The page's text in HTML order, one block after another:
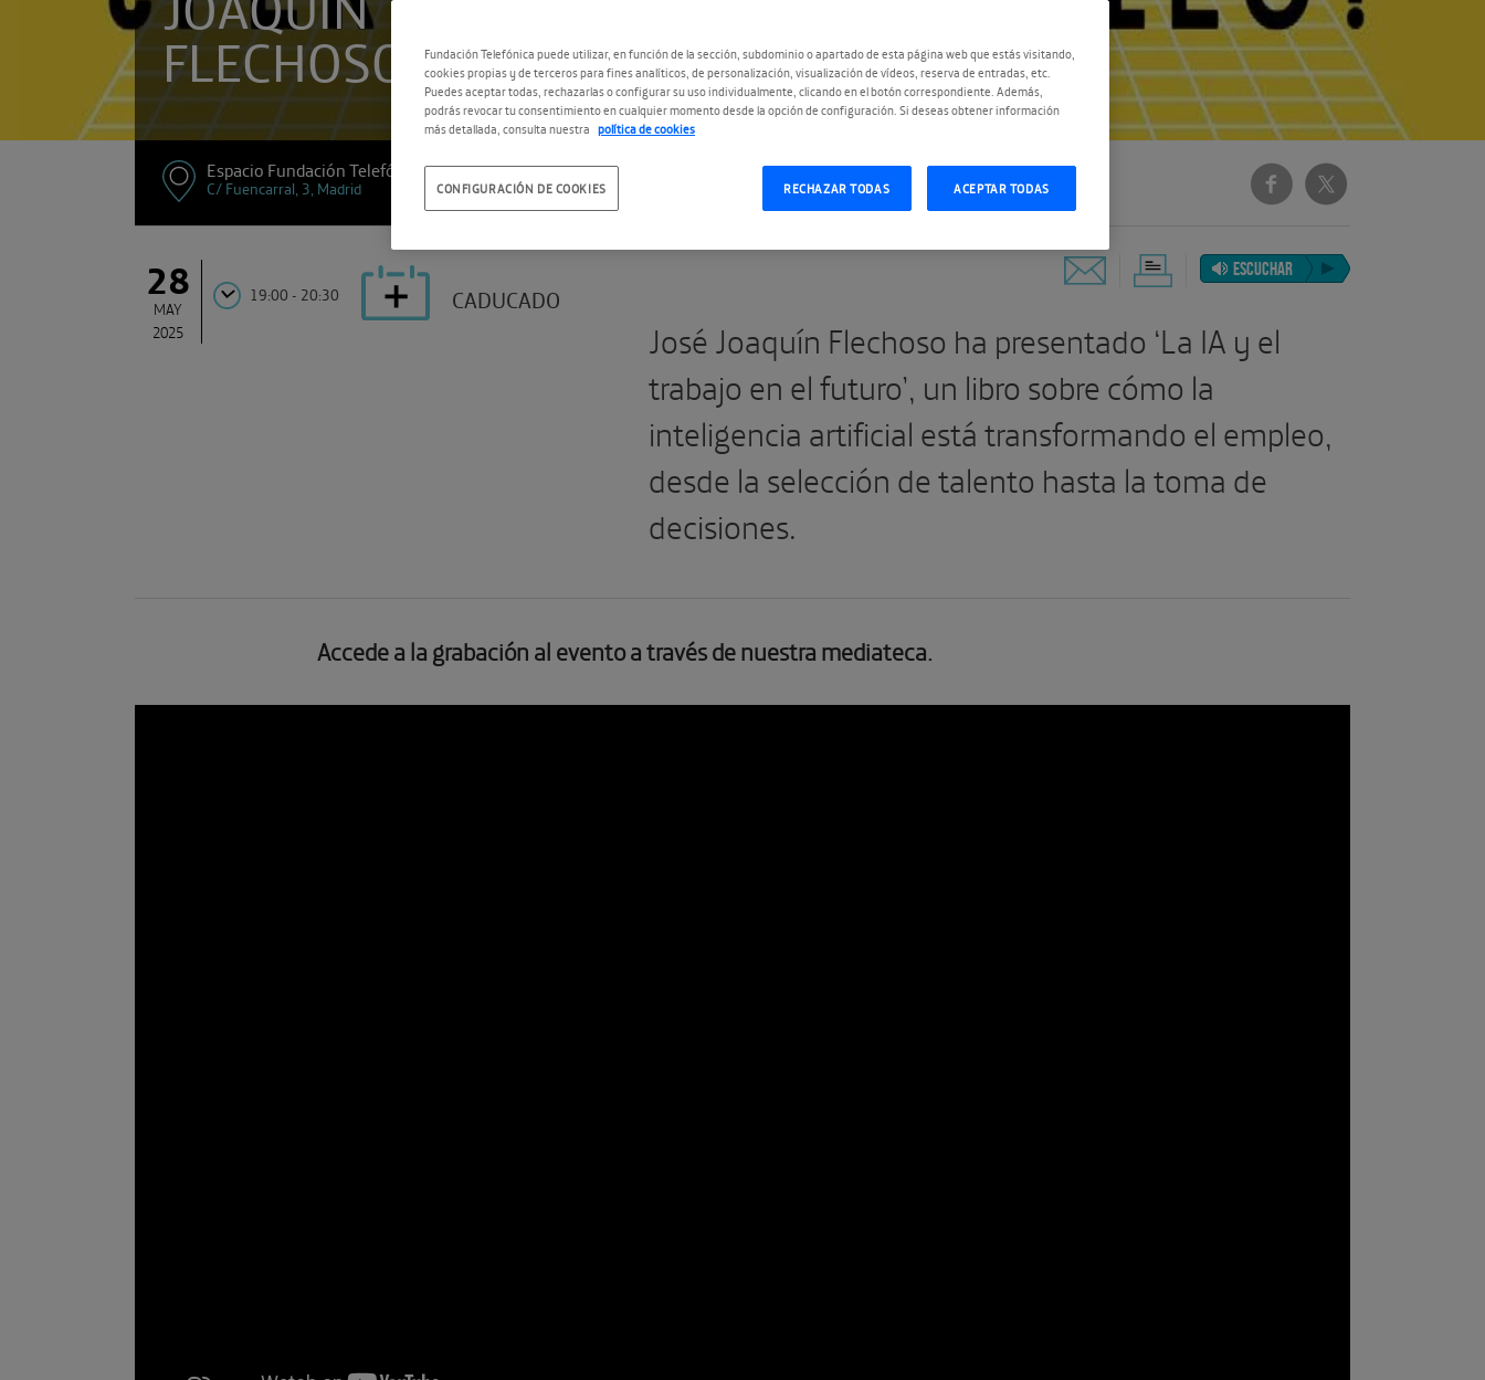
FLECHOSO
Espacio Fundación Telefónica
C/ Fuencarral, 3, Madrid #IAyTrabajoFuturo
28
MAY
2025
19:00 - 20:30 CADUCADO
ESCUCHAR
José Joaquín Flechoso ha presentado ‘La IA y el
trabajo en el futuro’, un libro sobre cómo la
inteligencia artificial está transformando el empleo,
desde la selección de talento hasta la toma de
decisiones.
Accede a la grabación al evento a través de nuestra mediateca.
Fundación Telefónica puede utilizar, en función de la sección, subdominio o apartado de esta página web que estás visitando,
cookies propias y de terceros para fines analíticos, de personalización, visualización de vídeos, reserva de entradas, etc.
Puedes aceptar todas, rechazarlas o configurar su uso individualmente, clicando en el botón correspondiente. Además,
podrás revocar tu consentimiento en cualquier momento desde la opción de configuración. Si deseas obtener información
más detallada, consulta nuestra política de cookies
RECHAZAR TODAS ACEPTAR TODAS
CONFIGURACIÓN DE COOKIES